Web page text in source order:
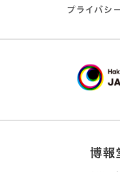
プライバシ